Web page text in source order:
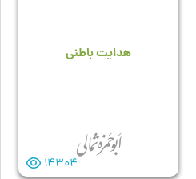
هدایت باطنی
14304